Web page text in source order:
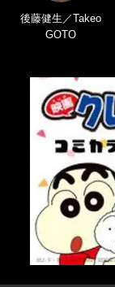
後藤健生／Takeo
GOTO